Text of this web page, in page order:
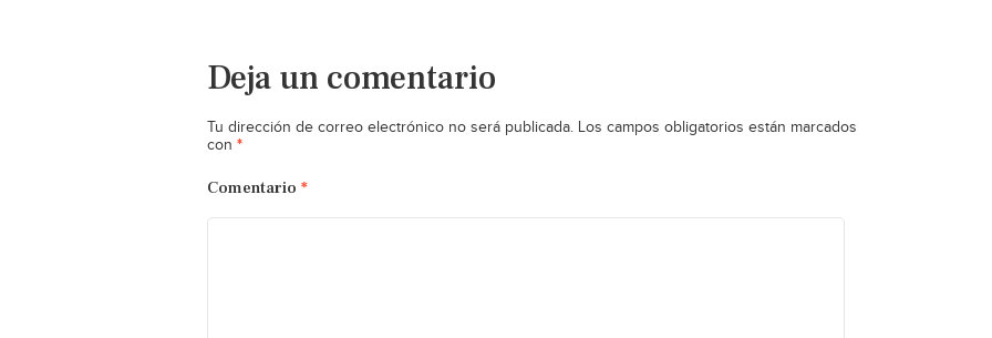
Deja un comentario
Tu dirección de correo electrónico no será publicada. Los campos obligatorios están marcados
con *
Comentario *